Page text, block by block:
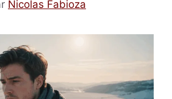
Nicolas Fabioza